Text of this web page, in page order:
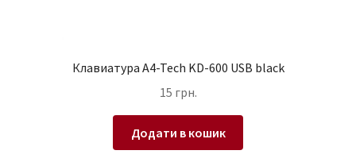
Клавиатура A4-Tech KD-600 USB black
15 грн.
Додати в кошик